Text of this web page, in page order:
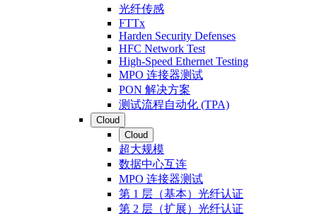
光纤传感
FTTx
Harden Security Defenses
HFC Network Test
High-Speed Ethernet Testing
MPO 连接器测试
PON 解决方案
测试流程自动化 (TPA)
Cloud
Cloud
超大规模
数据中心互连
MPO 连接器测试
第 1 层（基本）光纤认证
第 2 层（扩展）光纤认证